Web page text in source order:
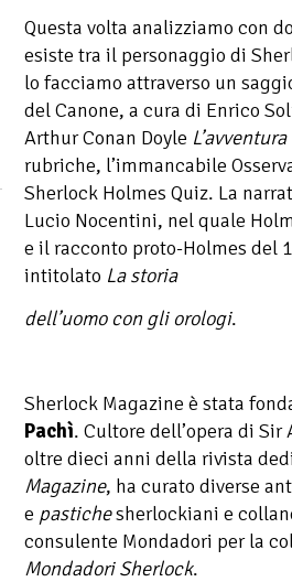
Questa volta analizziamo con
esiste tra il personaggio di
lo facciamo attraverso un
del Canone, a cura di Enrico
Arthur Conan Doyle
rubriche, l’immancabile
Sherlock Holmes Quiz. La
Lucio Nocentini, nel quale
e il racconto proto-Holmes del
intitolato La storia
dell’uomo con gli orologi.
Sherlock Magazine è stata
Pachì. Cultore dell’opera di
oltre dieci anni della rivista
Magazine, ha curato diverse
e pastichesherlockiani e
consulente Mondadori per la
Mondadori Sherlock.